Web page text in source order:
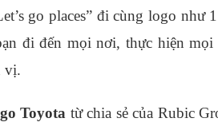
go places” đi cùng logo như
đi đến mọi nơi, thực hiện
vị.
Toyota từ chia sẻ của Rubic